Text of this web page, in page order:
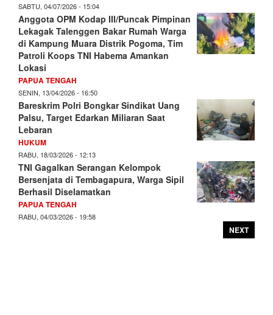
SABTU, 04/07/2026 - 15:04
Anggota OPM Kodap III/Puncak Pimpinan
Lekagak Talenggen Bakar Rumah Warga
di Kampung Muara Distrik Pogoma, Tim
Patroli Koops TNI Habema Amankan
Lokasi
PAPUA TENGAH
SENIN, 13/04/2026 - 16:50
Bareskrim Polri Bongkar Sindikat Uang
Palsu, Target Edarkan Miliaran Saat
Lebaran
HUKUM
RABU, 18/03/2026 - 12:13
TNI Gagalkan Serangan Kelompok
Bersenjata di Tembagapura, Warga Sipil
Berhasil Diselamatkan
PAPUA TENGAH
RABU, 04/03/2026 - 19:58
NEXT